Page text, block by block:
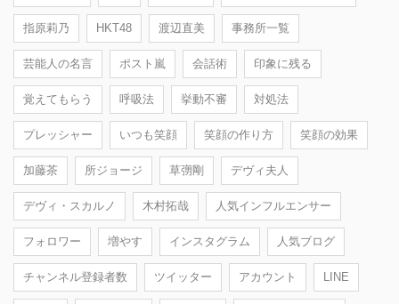
指原莉乃 HKT48 渡辺直美 事務所一覧
芸能人の名言 ポスト嵐 会話術 印象に残る
覚えてもらう 呼吸法 挙動不審 対処法
プレッシャー いつも笑顔 笑顔の作り方 笑顔の効果
加藤茶 所ジョージ 草彅剛 デヴィ夫人
デヴィ・スカルノ 木村拓哉 人気インフルエンサー
フォロワー 増やす インスタグラム 人気ブログ
チャンネル登録者数 ツイッター アカウント LINE